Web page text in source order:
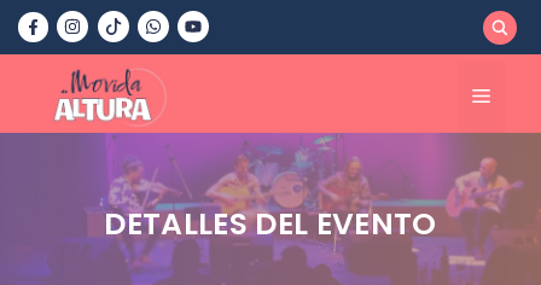
Saltar
contenido
Menú
DETALLES DEL EVENTO